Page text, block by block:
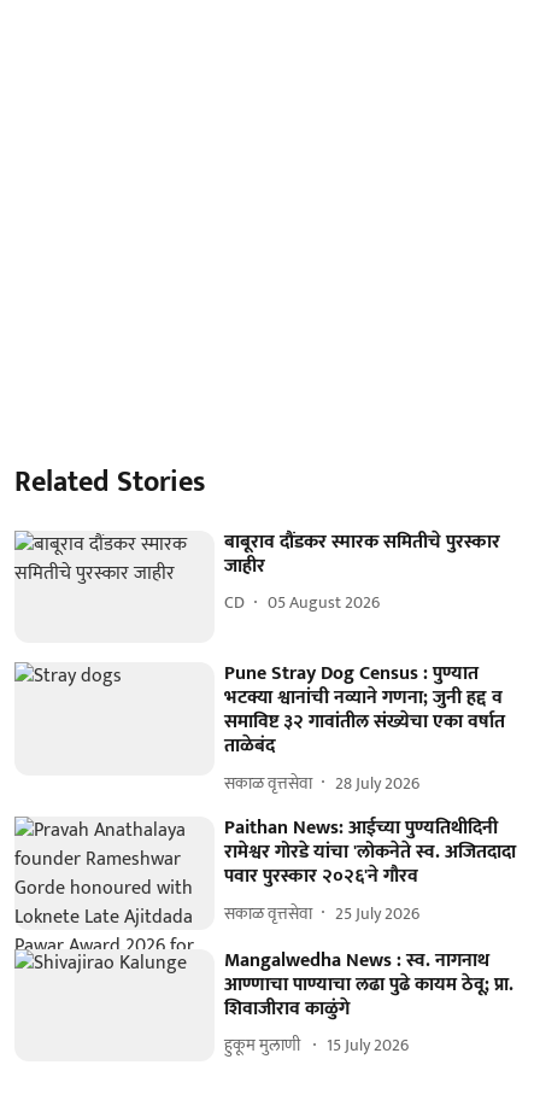
Related Stories
बाबूराव दौंडकर स्मारक समितीचे पुरस्कार
जाहीर
CD 05 August 2026
Pune Stray Dog Census : पुण्यात
भटक्या श्वानांची नव्याने गणना; जुनी हद्द व
समाविष्ट ३२ गावांतील संख्येचा एका वर्षात
ताळेबंद
सकाळ वृत्तसेवा 28 July 2026
Paithan News: आईच्या पुण्यतिथीदिनी
रामेश्वर गोरडे यांचा 'लोकनेते स्व. अजितदादा
पवार पुरस्कार २०२६'ने गौरव
सकाळ वृत्तसेवा 25 July 2026
Mangalwedha News : स्व. नागनाथ
आण्णाचा पाण्याचा लढा पुढे कायम ठेवू; प्रा.
शिवाजीराव काळुंगे
हुकूम मुलाणी ​ 15 July 2026